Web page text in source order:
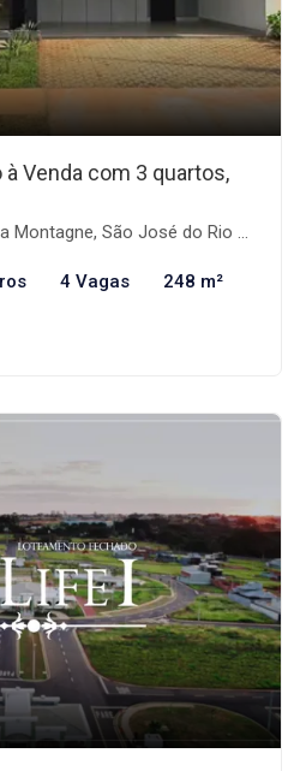
Venda com 3 quartos,
São José do Rio Preto-SP
4 Vagas 248 m²